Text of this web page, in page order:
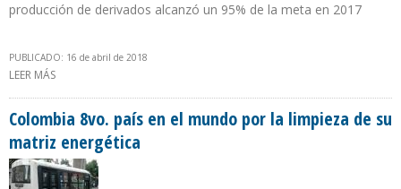
producción de derivados alcanzó un 95% de la meta en 2017
PUBLICADO: 16 de abril de 2018
LEER MÁS
Colombia 8vo. país en el mundo por la limpieza de su
matriz energética